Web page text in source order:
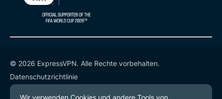
© 2026 ExpressVPN. Alle Rechte vorbehalten.
Datenschutzrichtlinie
Servicebedingungen